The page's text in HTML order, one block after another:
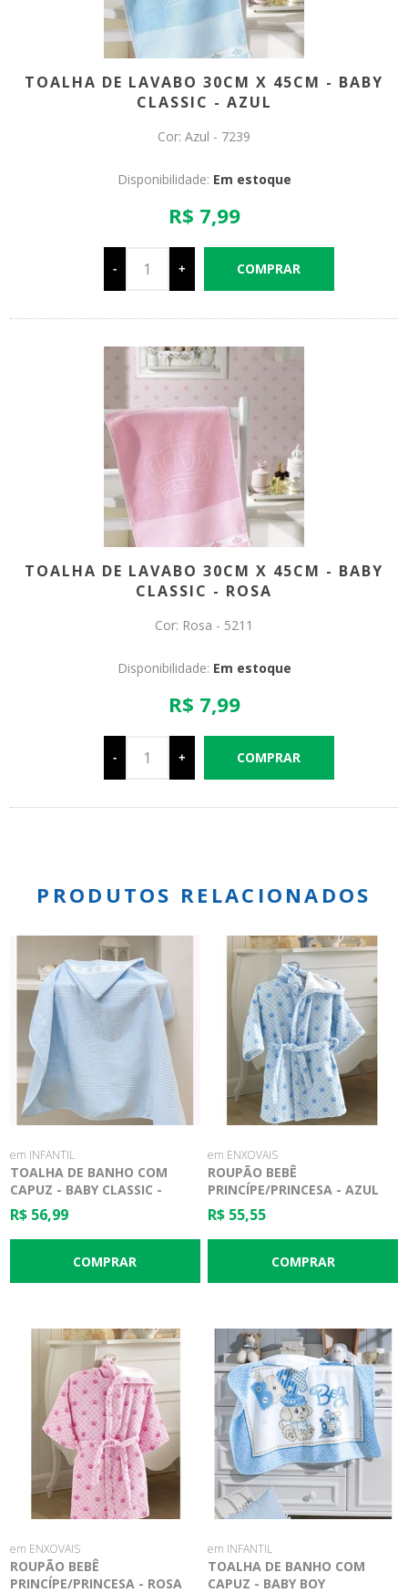
TOALHA DE LAVABO 30CM X 45CM - BABY
CLASSIC - AZUL
Cor: Azul - 7239
Disponibilidade: Em estoque
R$ 7,99
- +
TOALHA DE LAVABO 30CM X 45CM - BABY
CLASSIC - ROSA
Cor: Rosa - 5211
Disponibilidade: Em estoque
R$ 7,99
- +
PRODUTOS RELACIONADOS
em INFANTIL
TOALHA DE BANHO COM
CAPUZ - BABY CLASSIC -
DOHLER
R$ 56,99
em ENXOVAIS
ROUPÃO BEBÊ
PRINCÍPE/PRINCESA - AZUL
R$ 55,55
em ENXOVAIS
ROUPÃO BEBÊ
PRINCÍPE/PRINCESA - ROSA
em INFANTIL
TOALHA DE BANHO COM
CAPUZ - BABY BOY